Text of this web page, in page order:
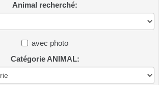
Animal recherché:
avec photo
Catégorie ANIMAL: